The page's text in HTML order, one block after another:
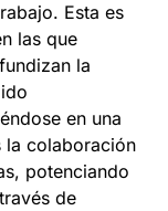
Esta es
las que
la
en una
la colaboración
potenciando
de